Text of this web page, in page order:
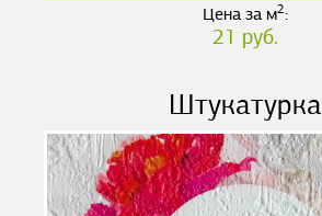
Цена за м2:
21 руб.
Штукатурка